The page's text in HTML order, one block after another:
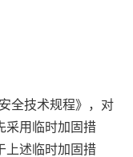
全技术规程》，对
采用临时加固措
上述临时加固措